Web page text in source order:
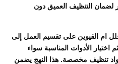
لضمان التنظيف العميق دون
ام القيوين على تقسيم العمل إلى
الأدوات المناسبة سواء
تنظيف مخصصة. هذا النهج يضمن